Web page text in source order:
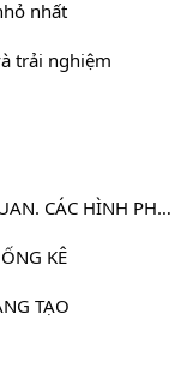
nhất
trải nghiệm
CHƯƠNG 3. HÌNH HỌC TRỰC QUAN. CÁC HÌNH PHẲNG TRONG THỰC TIỄN
KÊ
TẠO